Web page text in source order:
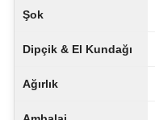
Şok
Dipçik & El Kundağı
Ağırlık